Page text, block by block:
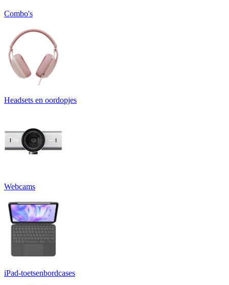
Combo's
Headsets en oordopjes
Webcams
iPad-toetsenbordcases